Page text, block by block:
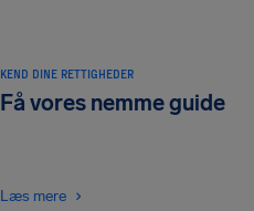
KEND DINE RETTIGHEDER
Få vores nemme guide
Læs mere